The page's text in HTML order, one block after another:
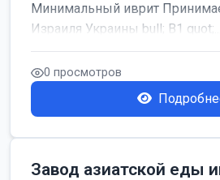
Минимальный иврит
Израиля Украины bull; B1 quot;...
0 просмотров
Завод азиатской еды